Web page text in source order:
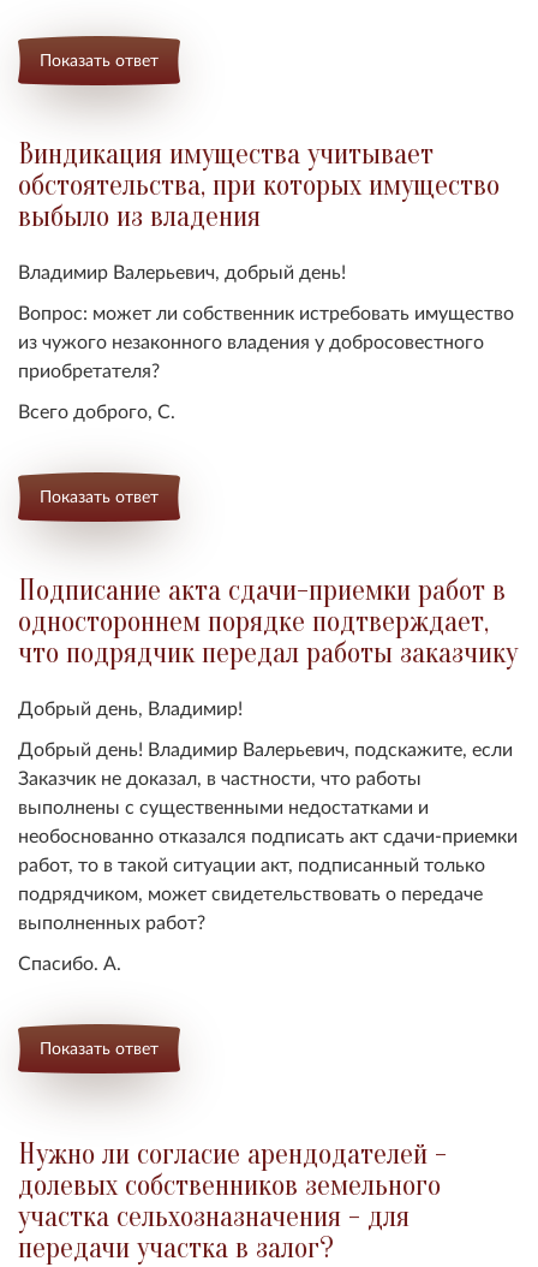
Показать ответ
Виндикация имущества учитывает
обстоятельства, при которых имущество
выбыло из владения
Владимир Валерьевич, добрый день!
Вопрос: может ли собственник истребовать имущество
из чужого незаконного владения у добросовестного
приобретателя?
Всего доброго, С.
Показать ответ
Подписание акта сдачи-приемки работ в
одностороннем порядке подтверждает,
что подрядчик передал работы заказчику
Добрый день, Владимир!
Добрый день! Владимир Валерьевич, подскажите, если
Заказчик не доказал, в частности, что работы
выполнены с существенными недостатками и
необоснованно отказался подписать акт сдачи-приемки
работ, то в такой ситуации акт, подписанный только
подрядчиком, может свидетельствовать о передаче
выполненных работ?
Спасибо. А.
Показать ответ
Нужно ли согласие арендодателей -
долевых собственников земельного
участка сельхозназначения - для
передачи участка в залог?